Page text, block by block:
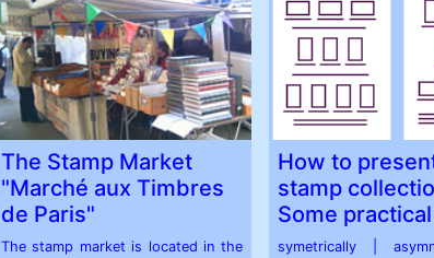
The Stamp Market
"Marché aux Timbres
de Paris"
The stamp market is located in the
How to
stamp
Some
symetrically |